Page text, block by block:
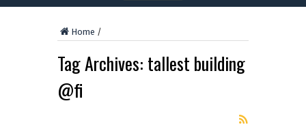
Home /
Tag Archives: tallest building
@fi